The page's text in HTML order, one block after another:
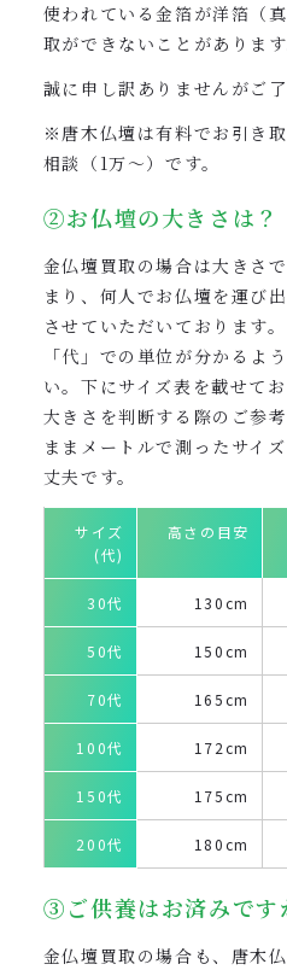
使われている金箔が洋箔（
取ができないことがあります
誠に申し訳ありませんがご了
※唐木仏壇は有料でお引き
相談（1万〜）です。
②お仏壇の大きさは？
金仏壇買取の場合は大きさ
まり、何人でお仏壇を運び
させていただいております
「代」での単位が分かるよ
い。下にサイズ表を載せて
大きさを判断する際のご参
ままメートルで測ったサイ
丈夫です。
サイズ
(代)
高さの目安
30代 130cm
50代 150cm
70代 165cm
100代 172cm
150代 175cm
200代 180cm
③ご供養はお済みです
金仏壇買取の場合も、唐木